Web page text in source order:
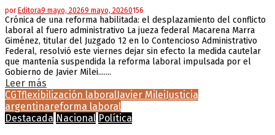
por Editora9 mayo, 20269 mayo, 20260156
Crónica de una reforma habilitada: el desplazamiento del conflicto
laboral al fuero administrativo La jueza federal Macarena Marra
Giménez, titular del Juzgado 12 en lo Contencioso Administrativo
Federal, resolvió este viernes dejar sin efecto la medida cautelar
que mantenía suspendida la reforma laboral impulsada por el
Gobierno de Javier Milei.......
Leer más
CGTflexibilización laboralJavier MileiJusticia
argentinareforma laboral
Destacada Nacional Política